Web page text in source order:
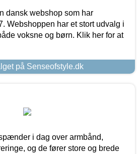
dansk webshop som har
Webshoppen har et stort udvalg i
voksne og børn. Klik her for at
på Senseofstyle.dk
i dag over armbånd,
og de fører store og brede